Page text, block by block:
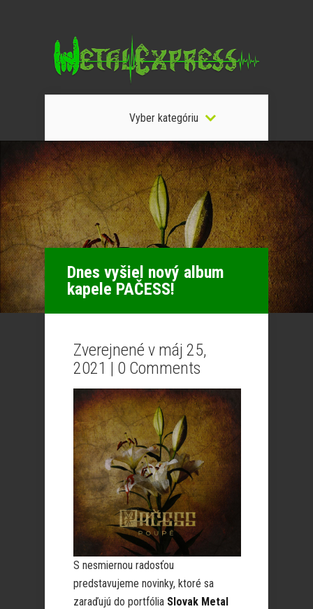
Vyber kategóriu
Dnes vyšiel nový album
kapele PAČESS!
Zverejnené v máj 25,
2021 | 0 Comments
S nesmiernou radosťou
predstavujeme novinky, ktoré sa
zaraďujú do portfólia Slovak Metal